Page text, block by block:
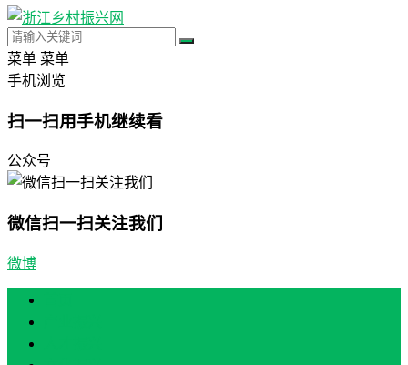
菜单 菜单
手机浏览
扫一扫用手机继续看
公众号
微信扫一扫关注我们
微博